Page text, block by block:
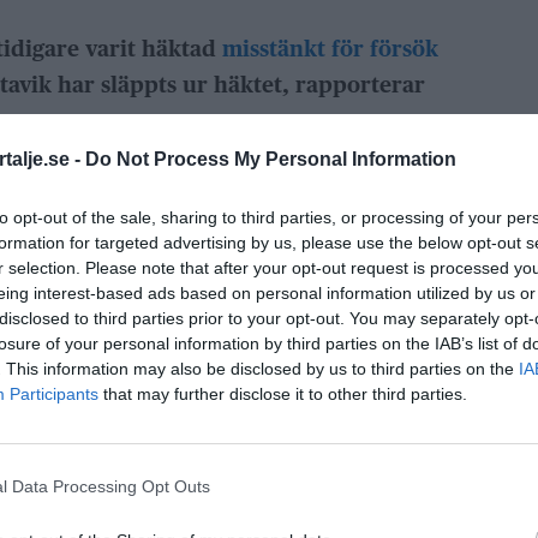
- Do Not Process My Personal Information
opt-out of the sale, sharing to third parties, or processing of your
for targeted advertising by us, please use the below opt-out
selection. Please note that after your opt-out request is processed
interest-based ads based on personal information utilized by us
to third parties prior to your opt-out. You may separately
of your personal information by third parties on the IAB’s list of
This information may also be disclosed by us to third parties on the
Participants that may further disclose it to other third parties.
Data Processing Opt Outs
varit häktad misstänkt för försök
har släppts ur häktet, rapporterar
den 24 mars som en man greps i
med livshotande skador i en bostad.
efter, släpptes han på fri fot av åklagare
inte längre hålls frihetsberövad är att
ANNONS